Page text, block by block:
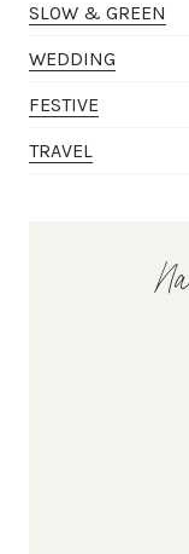
SLOW & GREEN
WEDDING
FESTIVE
TRAVEL